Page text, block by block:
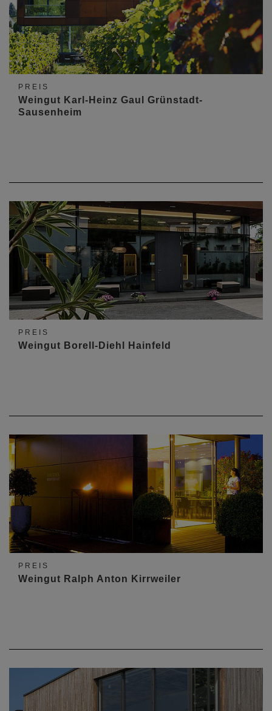
PREIS
Weingut Karl-Heinz Gaul Grünstadt-
Sausenheim
PREIS
Weingut Borell-Diehl Hainfeld
PREIS
Weingut Ralph Anton Kirrweiler